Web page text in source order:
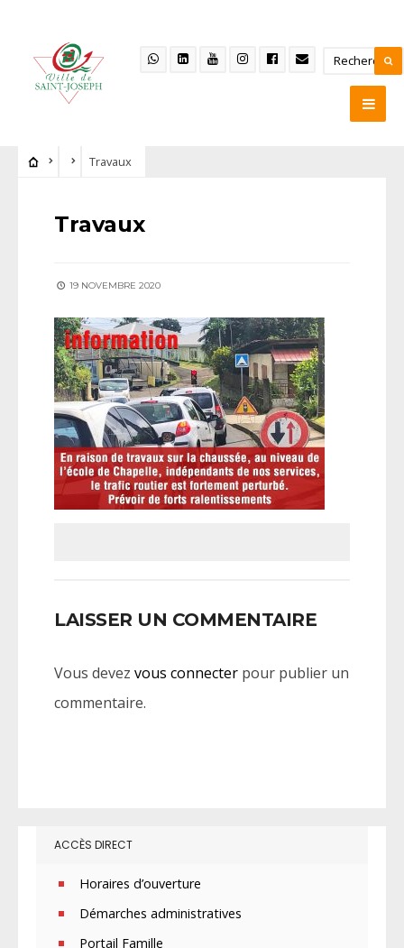
Travaux
Travaux
19 NOVEMBRE 2020
LAISSER UN COMMENTAIRE
Vous devez vous connecter pour publier un
commentaire.
ACCÈS DIRECT
Horaires d’ouverture
Démarches administratives
Portail Famille